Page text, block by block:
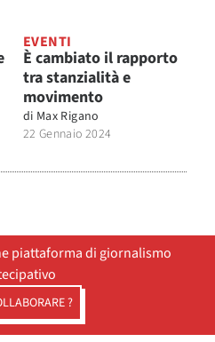
EVENTI
È cambiato il rapporto
tra stanzialità e
movimento
di Max Rigano
22 Gennaio 2024
piattaforma di giornalismo
?